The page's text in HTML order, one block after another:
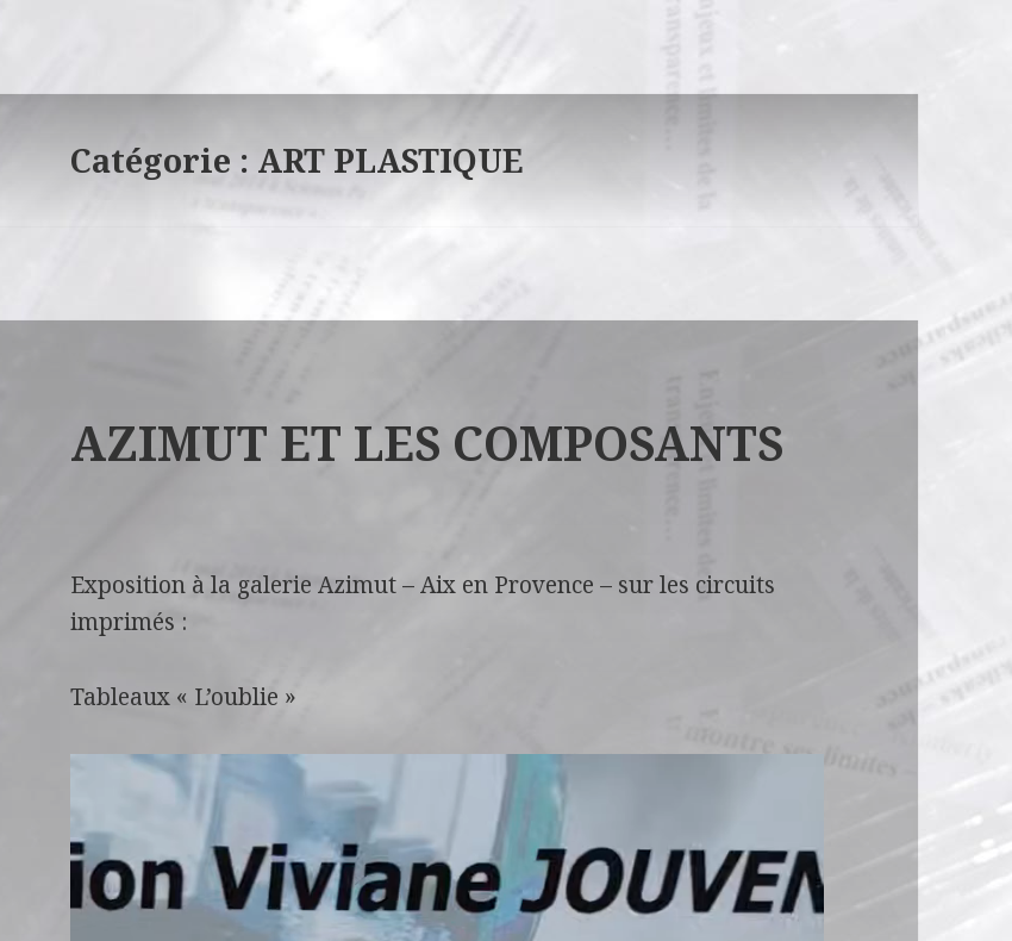
Catégorie : ART PLASTIQUE
AZIMUT ET LES COMPOSANTS
Exposition à la galerie Azimut – Aix en Provence – sur les circuits
imprimés :
Tableaux « L’oublie »